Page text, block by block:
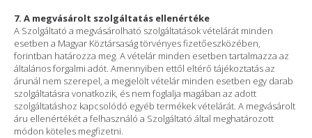
7. A megvásárolt szolgáltatás ellenértéke
A Szolgáltató a megvásárolható szolgáltatások vételárát minden
esetben a Magyar Köztársaság törvényes fizetőeszközében,
forintban határozza meg. A vételár minden esetben tartalmazza az
általános forgalmi adót. Amennyiben ettől eltérő tájékoztatás az
árunál nem szerepel, a megjelölt vételár minden esetben egy darab
szolgáltatásra vonatkozik, és nem foglalja magában az adott
szolgáltatáshoz kapcsolódó egyéb termékek vételárát. A megvásárolt
áru ellenértékét a felhasználó a Szolgáltató által meghatározott
módon köteles megfizetni.